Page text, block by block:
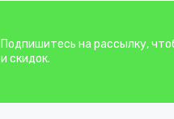
Подпишитесь на рассылку,
и скидок.